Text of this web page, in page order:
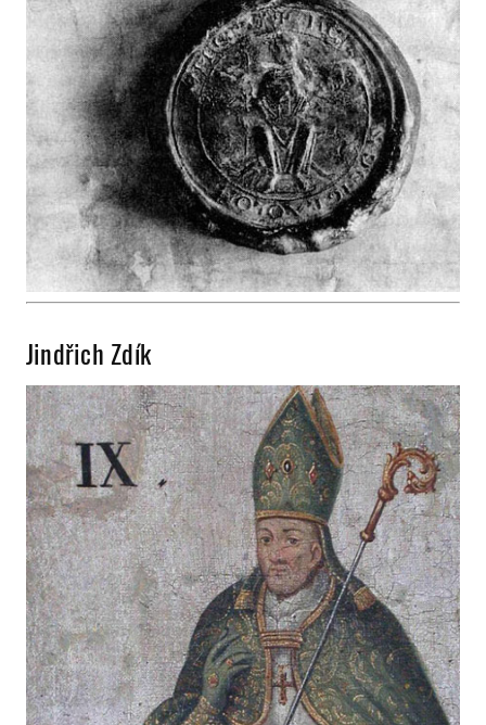
Jindřich Zdík